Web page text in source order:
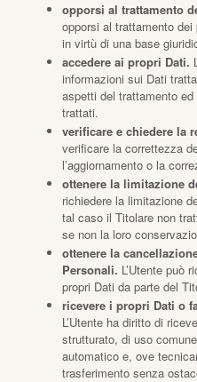
opporsi al trattamento
opporsi al trattamento
in virtù di una base
accedere ai propri Dati.
informazioni sui Dati
aspetti del trattamento
trattati.
verificare e chiedere la
verificare la correttezza
l’aggiornamento o la
ottenere la limitazione
richiedere la limitazione
tal caso il Titolare non
se non la loro
ottenere la
Personali. L’Utente può
propri Dati da parte del
ricevere i propri Dati o
L’Utente ha diritto di
strutturato, di uso
automatico e, ove
trasferimento senza